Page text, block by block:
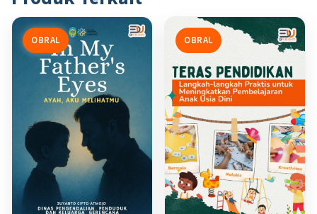
OBRAL OBRAL